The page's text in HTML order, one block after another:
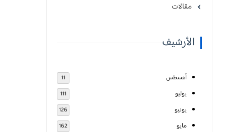
مقالات
الأرشيف
أغسطس 11
يوليو 111
يونيو 126
مايو 162